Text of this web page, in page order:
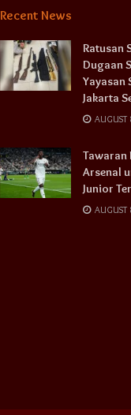
Recent News
Ratusan
Dugaan
Yayasan
Jakarta
AUGUST
Tawaran
Arsenal
Junior
AUGUST